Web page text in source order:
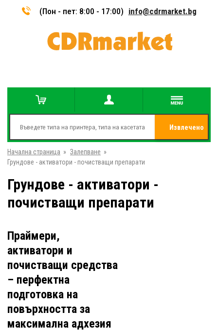
(Пон - пет: 8:00 - 17:00) info@cdrmarket.bg
Извлечено
Начална страница » Залепване »
Грундове - активатори - почистващи препарати
Грундове - активатори -
почистващи препарати
Праймери,
активатори и
почистващи средства
– перфектна
подготовка на
повърхността за
максимална адхезия